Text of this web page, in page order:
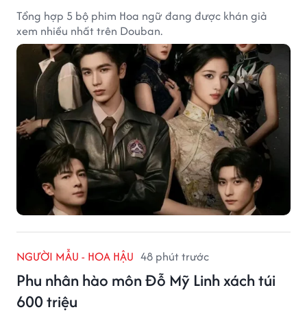
Tổng hợp 5 bộ phim Hoa ngữ đang được khán giả
xem nhiều nhất trên Douban.
NGƯỜI MẪU - HOA HẬU 48 phút trước
Phu nhân hào môn Đỗ Mỹ Linh xách túi
600 triệu